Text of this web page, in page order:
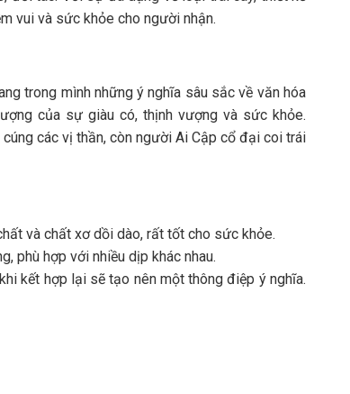
vui và sức khỏe cho người nhận.
trong mình những ý nghĩa sâu sắc về văn hóa
của sự giàu có, thịnh vượng và sức khỏe.
các vị thần, còn người Ai Cập cổ đại coi trái
và chất xơ dồi dào, rất tốt cho sức khỏe.
phù hợp với nhiều dịp khác nhau.
kết hợp lại sẽ tạo nên một thông điệp ý nghĩa.